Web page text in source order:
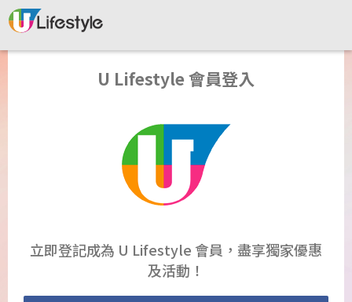
U Lifestyle 會員登入
立即登記成為 U Lifestyle 會員，盡享獨家優惠
及活動！